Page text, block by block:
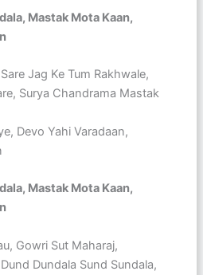
Mastak Mota Kaan,
Jag Ke Tum Rakhwale,
Surya Chandrama Mastak
Devo Yahi Varadaan,
Mastak Mota Kaan,
Gowri Sut Maharaj,
Dundala Sund Sundala,